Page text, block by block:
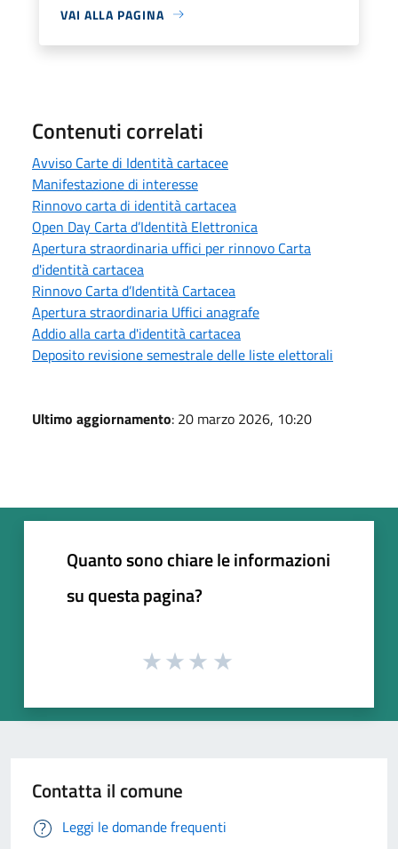
VAI ALLA PAGINA
Contenuti correlati
Avviso Carte di Identità cartacee
Manifestazione di interesse
Rinnovo carta di identità cartacea
Open Day Carta d’Identità Elettronica
Apertura straordinaria uffici per rinnovo Carta
d'identità cartacea
Rinnovo Carta d’Identità Cartacea
Apertura straordinaria Uffici anagrafe
Addio alla carta d'identità cartacea
Deposito revisione semestrale delle liste elettorali
Ultimo aggiornamento: 20 marzo 2026, 10:20
Quanto sono chiare le informazioni
su questa pagina?
Contatta il comune
Leggi le domande frequenti